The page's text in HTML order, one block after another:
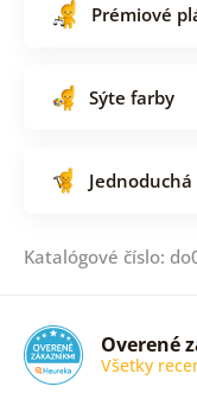
Prémiové
Sýte farby
Katalógové číslo:
Overené
Všetky